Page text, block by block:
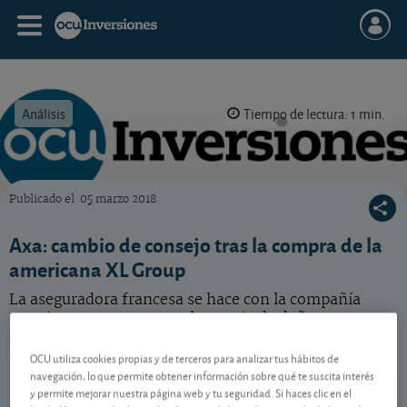
Análisis Tiempo de lectura: 1 min.
Publicado el 05 marzo 2018
Axa: cambio de consejo tras la compra de la
americana XL Group
La aseguradora francesa se hace con la compañía
americana, presente en el negocio de daños a
centra Axa.
Axa 45,05 EUR
OCU utiliza cookies propias y de terceros para analizar tus hábitos de
navegación, lo que permite obtener información sobre qué te suscita interés
y permite mejorar nuestra página web y tu seguridad. Si haces clic en el